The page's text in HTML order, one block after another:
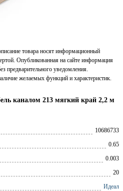
каналом 213 мягкий край 2,2 м
10686733
0.65
0.003
20
Идеал
товара носят информационный
Опубликованная на сайте информация
предварительного уведомления.
желаемых функций и характеристик.